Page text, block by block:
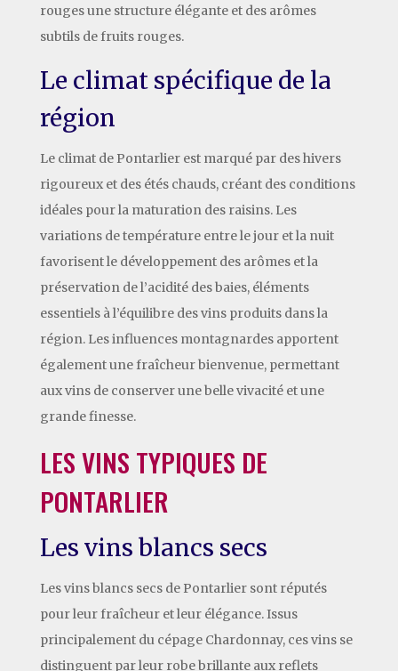
rouges une structure élégante et des arômes
subtils de fruits rouges.
Le climat spécifique de la
région
Le climat de Pontarlier est marqué par des hivers
rigoureux et des étés chauds, créant des conditions
idéales pour la maturation des raisins. Les
variations de température entre le jour et la nuit
favorisent le développement des arômes et la
préservation de l’acidité des baies, éléments
essentiels à l’équilibre des vins produits dans la
région. Les influences montagnardes apportent
également une fraîcheur bienvenue, permettant
aux vins de conserver une belle vivacité et une
grande finesse.
LES VINS TYPIQUES DE
PONTARLIER
Les vins blancs secs
Les vins blancs secs de Pontarlier sont réputés
pour leur fraîcheur et leur élégance. Issus
principalement du cépage Chardonnay, ces vins se
distinguent par leur robe brillante aux reflets